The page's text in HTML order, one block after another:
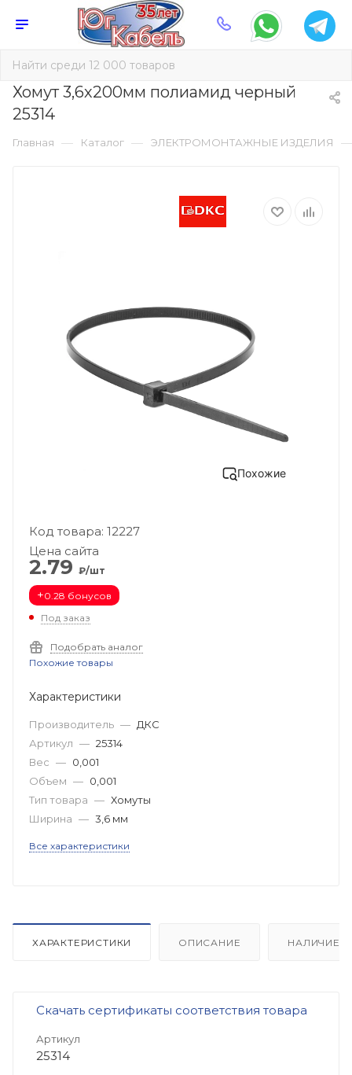
Хомут 3,6х200мм полиамид черный
25314
Главная — Каталог — ЭЛЕКТРОМОНТАЖНЫЕ ИЗДЕЛИЯ —
Похожие
Код товара: 12227
Цена сайта
2.79 ₽/шт
+0.28 бонусов
Под заказ
Подобрать аналог
Похожие товары
Характеристики
Производитель — ДКС
Артикул — 25314
Вес — 0,001
Объем — 0,001
Тип товара — Хомуты
Ширина — 3,6 мм
Все характеристики
ХАРАКТЕРИСТИКИ ОПИСАНИЕ НАЛИЧИЕ
Скачать сертификаты соответствия товара
Артикул
25314